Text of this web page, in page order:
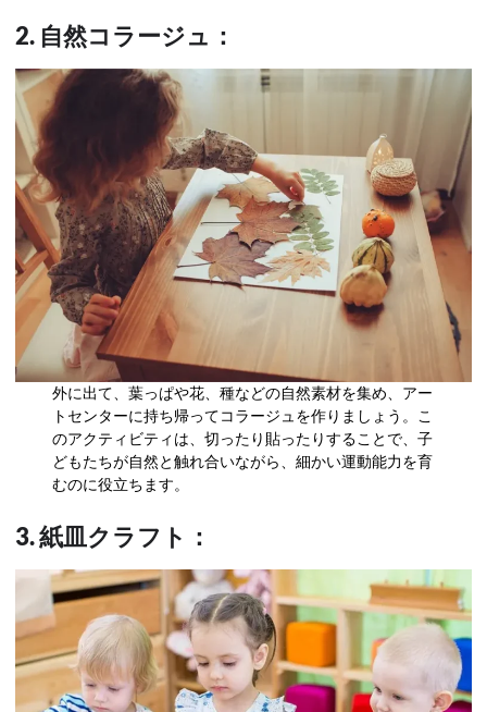
2. 自然コラージュ：
外に出て、葉っぱや花、種などの自然素材を集め、アー
トセンターに持ち帰ってコラージュを作りましょう。こ
のアクティビティは、切ったり貼ったりすることで、子
どもたちが自然と触れ合いながら、細かい運動能力を育
むのに役立ちます。
3. 紙皿クラフト：